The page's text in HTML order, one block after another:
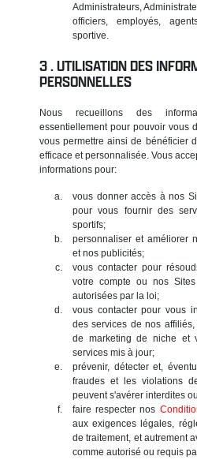
Administrateurs,
officiers, employés,
sportive.
UTILISATION DES
PERSONNELLES
Nous recueillons des
essentiellement pour pouvoir vous
vous permettre ainsi de bénéficier
efficace et personnalisée. Vous
informations pour:
vous donner accès à nos
pour vous fournir des
sportifs;
personnaliser et améliorer
et nos publicités;
vous contacter pour
votre compte ou nos
autorisées par la loi;
vous contacter pour vous
des services de nos
de marketing de niche et
services mis à jour;
prévenir, détecter et,
fraudes et les violations
peuvent s'avérer interdites
faire respecter nos
aux exigences légales,
de traitement, et autrement
comme autorisé ou requis